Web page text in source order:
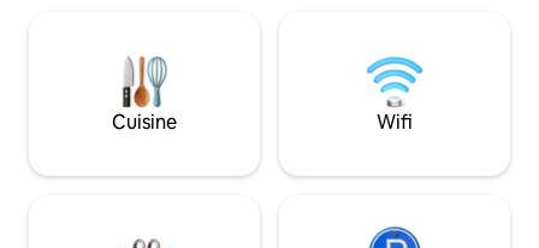
pour les enfants • 2 piscines
communautaires • Douche extérieure
privée ; • Télévisions à écran plat dans
toutes les chambres • WIFI HAUT DÉBIT
décoré, offrant
vacances saine.
nécessaire, vous
confort absolu
personnel.
Cuisine Wifi